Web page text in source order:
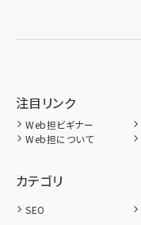
注目リンク
Web担ビギナー
Web担について
カテゴリ
SEO